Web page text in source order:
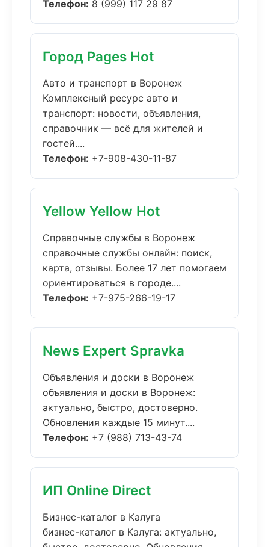
Телефон: 8 (999) 117 29 87
Город Pages Hot
Авто и транспорт в Воронеж
Комплексный ресурс авто и
транспорт: новости, объявления,
справочник — всё для жителей и
гостей....
Телефон: +7-908-430-11-87
Yellow Yellow Hot
Справочные службы в Воронеж
справочные службы онлайн: поиск,
карта, отзывы. Более 17 лет помогаем
ориентироваться в городе....
Телефон: +7-975-266-19-17
News Expert Spravka
Объявления и доски в Воронеж
объявления и доски в Воронеж:
актуально, быстро, достоверно.
Обновления каждые 15 минут....
Телефон: +7 (988) 713-43-74
ИП Online Direct
Бизнес-каталог в Калуга
бизнес-каталог в Калуга: актуально,